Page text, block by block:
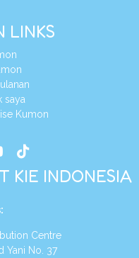
LINKS
saya
Kumon
KIE INDONESIA
:
Centre
No. 37